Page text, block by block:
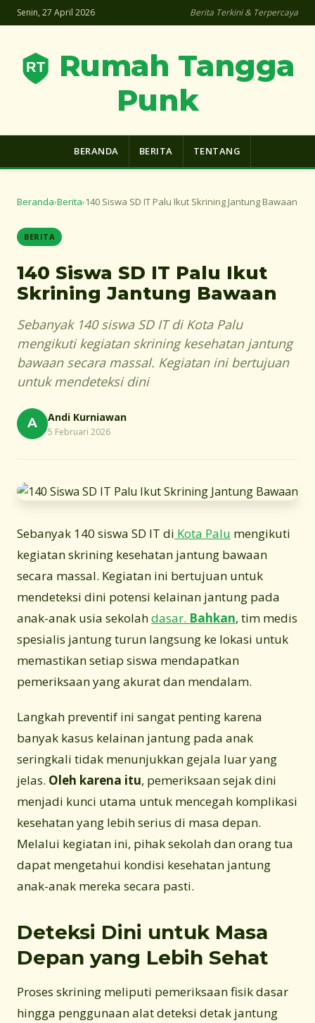
Senin, 27 April 2026 Berita Terkini & Terpercaya
Rumah Tangga
Punk
BERANDA BERITA TENTANG
Beranda›Berita›140 Siswa SD IT Palu Ikut Skrining Jantung Bawaan
BERITA
140 Siswa SD IT Palu Ikut
Skrining Jantung Bawaan
Sebanyak 140 siswa SD IT di Kota Palu
mengikuti kegiatan skrining kesehatan jantung
bawaan secara massal. Kegiatan ini bertujuan
untuk mendeteksi dini
A Andi Kurniawan
5 Februari 2026
Sebanyak 140 siswa SD IT di Kota Palu mengikuti
kegiatan skrining kesehatan jantung bawaan
secara massal. Kegiatan ini bertujuan untuk
mendeteksi dini potensi kelainan jantung pada
anak-anak usia sekolahdasar. Bahkan, tim medis
spesialis jantung turun langsung ke lokasi untuk
memastikan setiap siswa mendapatkan
pemeriksaan yang akurat dan mendalam.
Langkah preventif ini sangat penting karena
banyak kasus kelainan jantung pada anak
seringkali tidak menunjukkan gejala luar yang
jelas. Oleh karena itu, pemeriksaan sejak dini
menjadi kunci utama untuk mencegah komplikasi
kesehatan yang lebih serius di masa depan.
Melalui kegiatan ini, pihak sekolah dan orang tua
dapat mengetahui kondisi kesehatan jantung
anak-anak mereka secara pasti.
Deteksi Dini untuk Masa
Depan yang Lebih Sehat
Proses skrining meliputi pemeriksaan fisik dasar
hingga penggunaan alat deteksi detak jantung